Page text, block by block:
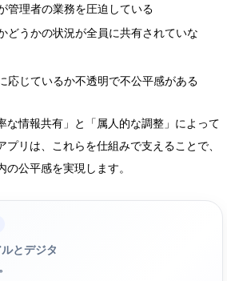
管理者の業務を圧迫している
どうかの状況が全員に共有されていな
応じているか不透明で不公平感がある
な情報共有」と「属人的な調整」によって
リは、これらを仕組みで支えることで、
公平感を実現します。
とデジタ